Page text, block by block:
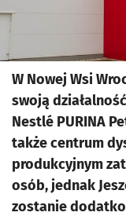
W Nowej Wsi
swoją
Nestlé PURINA
także centrum
produkcyjnym
osób, jednak
zostanie